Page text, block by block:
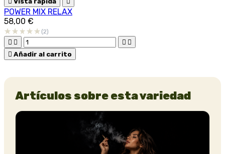
POWER MIX RELAX
58,00 €
(2)
   
 Añadir al carrito
Artículos sobre esta variedad